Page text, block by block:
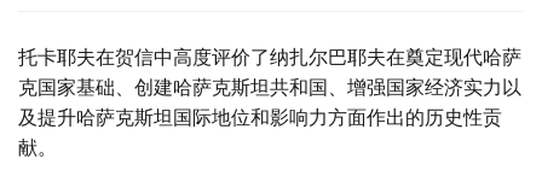
托卡耶夫在贺信中高度评价了纳扎尔巴耶夫在奠定现代哈萨
克国家基础、创建哈萨克斯坦共和国、增强国家经济实力以
及提升哈萨克斯坦国际地位和影响力方面作出的历史性贡
献。